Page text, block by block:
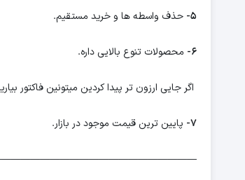
5- حذف واسطه ها و خرید مستقیم.
6- محصولات تنوع بالایی داره.
اگر جایی ارزون تر پیدا کردین میتونین فاکتور
7- پایین ترین قیمت موجود در بازار.